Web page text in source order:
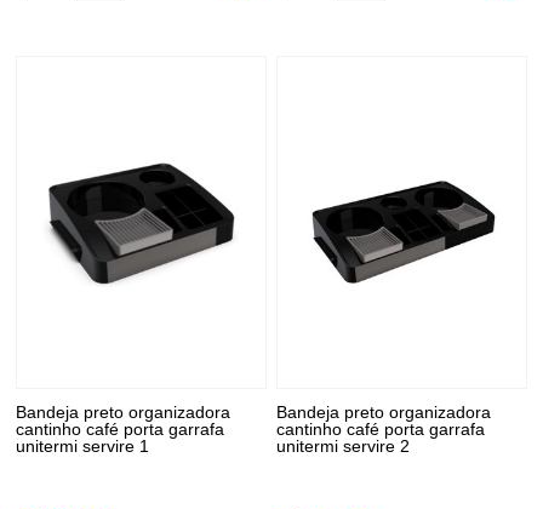
Bandeja preto organizadora
cantinho café porta garrafa
unitermi servire 1
Bandeja preto organizadora
cantinho café porta garrafa
unitermi servire 2